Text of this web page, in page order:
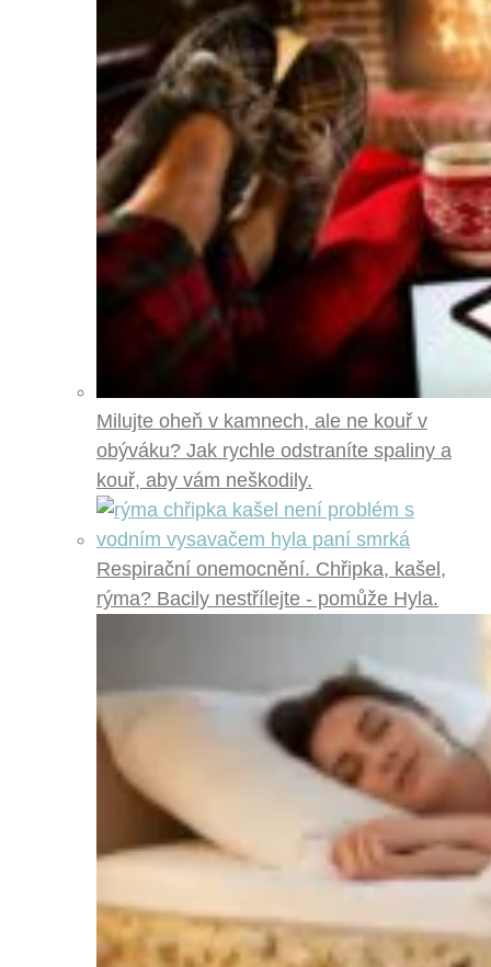
Milujte oheň v kamnech, ale ne kouř v
obýváku? Jak rychle odstraníte spaliny a
kouř, aby vám neškodily.
Respirační onemocnění. Chřipka, kašel,
rýma? Bacily nestřílejte - pomůže Hyla.